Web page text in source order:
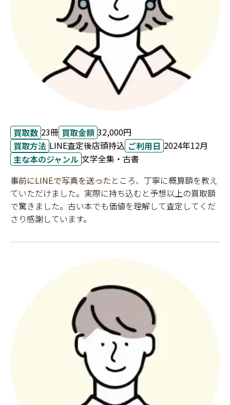
買取数 23冊 買取金額 32,000円
買取方法 LINE査定後店頭持込 ご利用日 2024年12月
主な本のジャンル 文学全集・古書
事前にLINEで写真を送ったところ、丁寧に概算額を教え
ていただけました。実際に持ち込むと予想以上の買取額
で驚きました。古い本でも価値を理解して査定してくだ
さり感謝しています。